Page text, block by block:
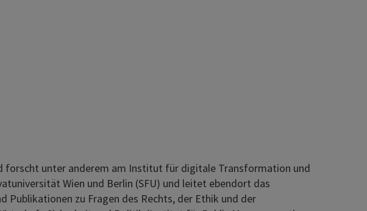
forscht unter anderem am Institut für digitale Transformation und
Wien und Berlin (SFU) und leitet ebendort das
zu Fragen des Rechts, der Ethik und der